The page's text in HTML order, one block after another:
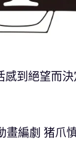
感到絕望而
畫編劇 猪爪